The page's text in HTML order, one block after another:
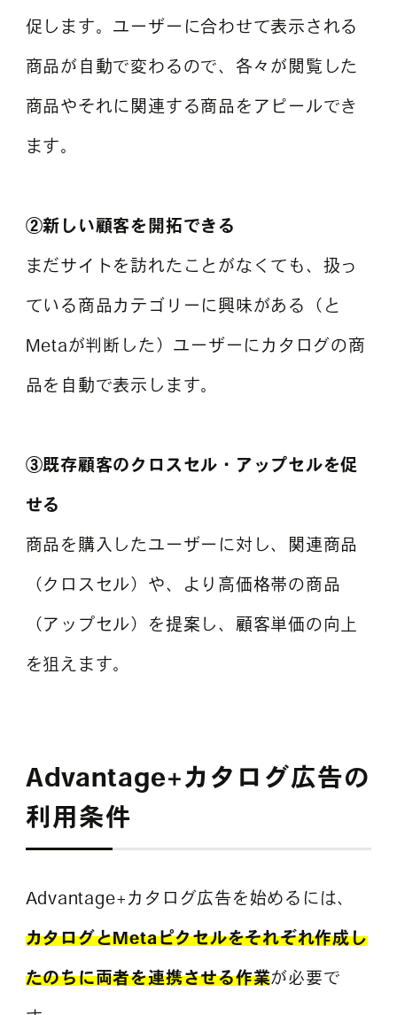
促します。ユーザーに合わせて表示される
商品が自動で変わるので、各々が閲覧した
商品やそれに関連する商品をアピールでき
ます。
②新しい顧客を開拓できる
まだサイトを訪れたことがなくても、扱っ
ている商品カテゴリーに興味がある（と
Metaが判断した）ユーザーにカタログの商
品を自動で表示します。
③既存顧客のクロスセル・アップセルを促
せる
商品を購入したユーザーに対し、関連商品
（クロスセル）や、より高価格帯の商品
（アップセル）を提案し、顧客単価の向上
を狙えます。
Advantage+カタログ広告の
利用条件
Advantage+カタログ広告を始めるには、
カタログとMetaピクセルをそれぞれ作成し
たのちに両者を連携させる作業が必要で